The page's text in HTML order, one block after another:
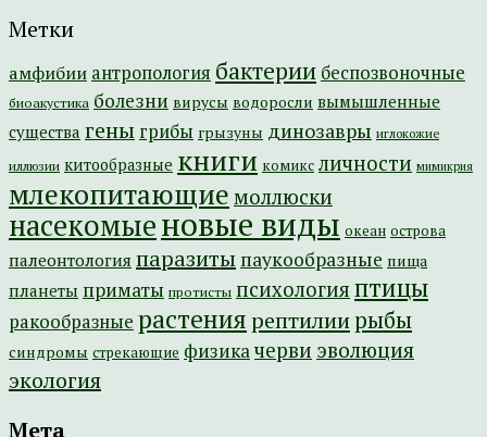
Метки
амфибии антропология бактерии беспозвоночные
биоакустика болезни вирусы водоросли вымышленные
существа гены грибы грызуны динозавры иглокожие
иллюзии китообразные книги комикс личности мимикрия
млекопитающие моллюски
насекомыеновые виды океан острова
палеонтология паразиты паукообразные пища
планеты приматы протисты психология птицы
ракообразные растениярептилиирыбы
синдромы стрекающие физикачерви эволюция
экология
Мета